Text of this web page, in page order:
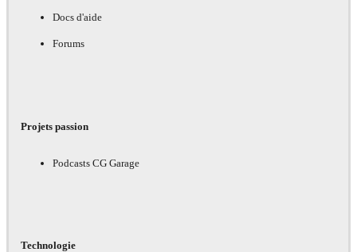
Docs d'aide
Forums
Projets passion
Podcasts CG Garage
Technologie